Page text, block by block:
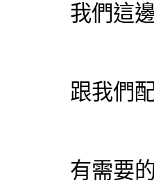
我們這
跟我們
有需要